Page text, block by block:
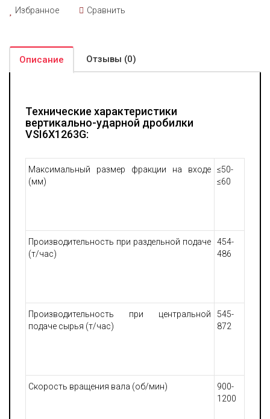
Избранное Сравнить
Описание Отзывы (0)
Технические характеристики
вертикально-ударной дробилки
VSI6X1263G:
Максимальный размер фракции на входе
(мм)
≤50-
≤60
Производительность при раздельной подаче
(т/час)
454-
486
Производительность при центральной
подаче сырья (т/час)
545-
872
Скорость вращения вала (об/мин)
900-
1200